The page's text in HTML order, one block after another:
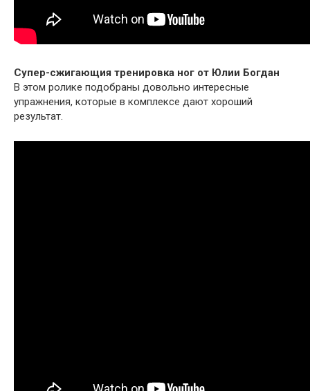
Супер-сжигающия тренировка ног от Юлии Богдан
В этом ролике подобраны довольно интересные
упражнения, которые в комплексе дают хороший
результат.